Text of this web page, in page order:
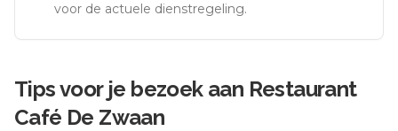
voor de actuele dienstregeling.
Tips voor je bezoek aan Restaurant
Café De Zwaan